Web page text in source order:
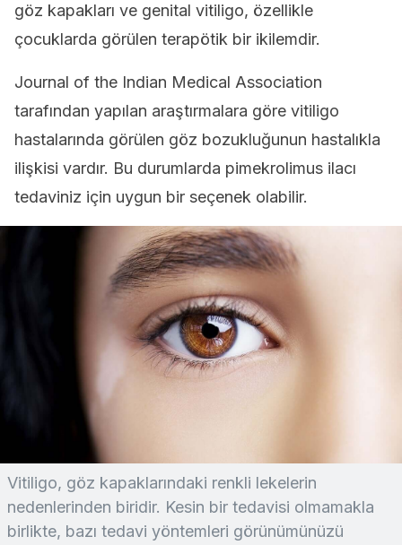
göz kapakları ve genital vitiligo, özellikle
çocuklarda görülen terapötik bir ikilemdir.
Journal of the Indian Medical Association
tarafından yapılan araştırmalara göre vitiligo
hastalarında görülen göz bozukluğunun hastalıkla
ilişkisi vardır. Bu durumlarda pimekrolimus ilacı
tedaviniz için uygun bir seçenek olabilir.
Vitiligo, göz kapaklarındaki renkli lekelerin
nedenlerinden biridir. Kesin bir tedavisi olmamakla
birlikte, bazı tedavi yöntemleri görünümünüzü